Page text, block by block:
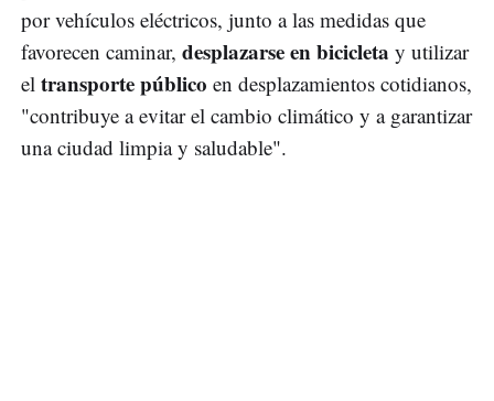
por vehículos eléctricos, junto a las medidas que
favorecen caminar, desplazarse en bicicleta y utilizar
el transporte público en desplazamientos cotidianos,
"contribuye a evitar el cambio climático y a garantizar
una ciudad limpia y saludable".